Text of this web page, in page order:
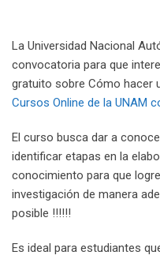
La Universidad Nacional
convocatoria para que
gratuito sobre Cómo hacer
Cursos Online de la UNAM
El curso busca dar a
identificar etapas en la
conocimiento para que
investigación de manera
posible !!!!!!
Es ideal para estudiantes